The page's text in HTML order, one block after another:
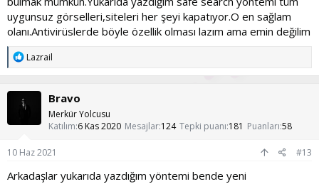
uygunsuz görselleri,siteleri her şeyi kapatıyor.O en sağlam
olanı.Antivirüslerde böyle özellik olması lazım ama emin değilim
T
p
k
l
e
Lazrail
Bravo
Merkür Yolcusu
Katılım 6 Kas 2020 Mesajlar 124 Tepki puanı 181 Puanları 58
10 Haz 2021 #13
Arkadaşlar yukarıda yazdığım yöntemi bende yeni